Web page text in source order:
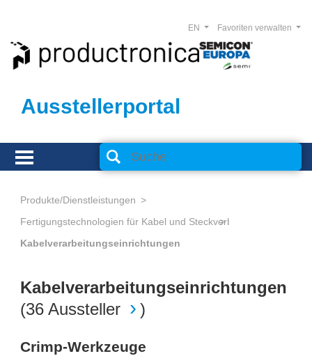
Ausstellerportal
Favoriten verwalten
EN
Produkte/Dienstleistungen
Fertigungstechnologien für Kabel und Steckverbinder
Kabelverarbeitungseinrichtungen
Kabelverarbeitungseinrichtungen
(36 Aussteller )
Crimp-Werkzeuge